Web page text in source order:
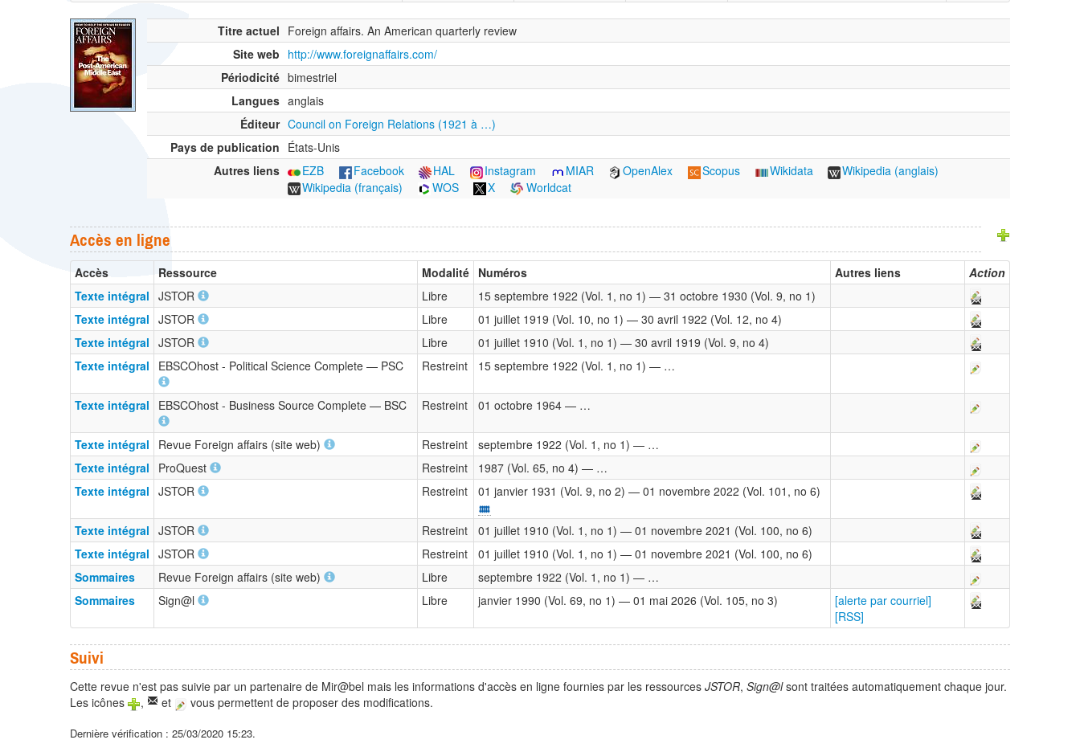
Titre actuel Foreign affairs. An American quarterly review
Site web http://www.foreignaffairs.com/
Périodicité bimestriel
Langues anglais
Éditeur Council on Foreign Relations (1921 à …)
Pays de publication États-Unis
Autres liens
EZB Facebook HAL Instagram MIAR OpenAlex Scopus Wikidata
Wikipedia (anglais)
Wikipedia (français)
WOS X Worldcat
Accès en ligne
Accès Ressource Modalité Numéros Autres liens
Action
Texte intégral JSTOR Libre
15 septembre 1922 (Vol. 1, no 1) — 31 octobre 1930 (Vol. 9, no 1)
Texte intégral JSTOR Libre
01 juillet 1919 (Vol. 10, no 1) — 30 avril 1922 (Vol. 12, no 4)
Texte intégral JSTOR Libre
01 juillet 1910 (Vol. 1, no 1) — 30 avril 1919 (Vol. 9, no 4)
Texte intégral
EBSCOhost - Political Science Complete — PSC Restreint 15 septembre 1922 (Vol. 1, no 1) — …
Texte intégral EBSCOhost - Business Source Complete — BSC Restreint 01 octobre 1964 — …
Texte intégral Revue Foreign affairs (site web) Restreint
septembre 1922 (Vol. 1, no 1) — …
Texte intégral
ProQuest Restreint
1987 (Vol. 65, no 4) — …
Texte intégral JSTOR Restreint 01 janvier 1931 (Vol. 9, no 2) — 01 novembre 2022 (Vol. 101, no 6)
Texte intégral JSTOR Restreint
01 juillet 1910 (Vol. 1, no 1) — 01 novembre 2021 (Vol. 100, no 6)
Texte intégral JSTOR Restreint
01 juillet 1910 (Vol. 1, no 1) — 01 novembre 2021 (Vol. 100, no 6)
Sommaires
Revue Foreign affairs (site web) Libre
septembre 1922 (Vol. 1, no 1) — …
Sommaires
Sign@l Libre janvier 1990 (Vol. 69, no 1) — 01 mai 2026 (Vol. 105, no 3)
[alerte par courriel]
[RSS]
Suivi
Cette revue n'est pas suivie par un partenaire de Mir@bel mais les informations d'accès en ligne fournies par les ressources JSTOR, Sign@lsont traitées automatiquement chaque jour.
Les icônes
, et vous permettent de proposer des modifications.
Dernière vérification : 25/03/2020 15:23.